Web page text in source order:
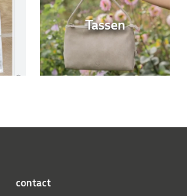
Tassen
contact